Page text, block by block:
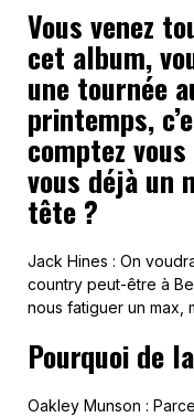
Vous venez
cet album,
une tournée
printemps,
comptez
vous déjà un
tête ?
Jack Hines : On
country peut-être à
nous fatiguer un max,
Pourquoi de
Oakley Munson :